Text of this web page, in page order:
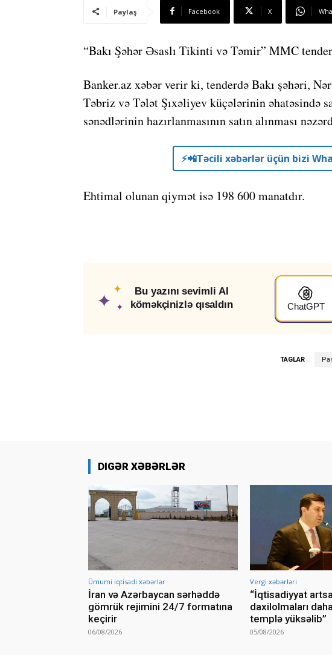
Paylaş Facebook X
“Bakı Şəhər Əsaslı Tikinti və Təmir” MMC
Banker.az xəbər verir ki, tenderdə Bakı şəhəri,
Təbriz və Tələt Şıxəliyev küçələrinin əhatəsində
sənədlərinin hazırlanmasının satın alınması
⚡️📲Təcili xəbərlər üçün bizi
Ehtimal olunan qiymət isə 198 600 manatdır.
✦
✦
✦
Bu yazını sevimli AI
köməkçinizlə qısaldın
ChatGPT
TAGLAR
DIGƏR XƏBƏRLƏR
Ümumi iqtisadi xəbərlər
İran və Azərbaycan sərhəddə
gömrük rejimini 24/7 formatına
keçirir
06/08/2026
Vergi xəbərləri
“İqtisadiyyat
daxilolmaları
templə yüksəlib”
05/08/2026